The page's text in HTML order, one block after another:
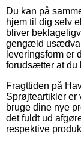
Du kan på
hjem til dig selv
bliver
gengæld
leveringsform er
forudsætter at du
Fragttiden på
Sprøjteartikler er
bruge dine nye
det fuldt ud
respektive